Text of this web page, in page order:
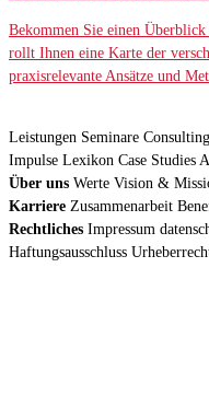
Bekommen Sie einen
rollt Ihnen eine Karte der
praxisrelevante Ansätze und
Leistungen Seminare Consulting
Impulse Lexikon Case Studies
Über uns Werte Vision &
Karriere Zusammenarbeit
Rechtliches Impressum
Haftungsausschluss